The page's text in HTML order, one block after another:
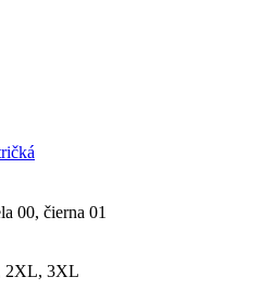
00, čierna 01
2XL, 3XL